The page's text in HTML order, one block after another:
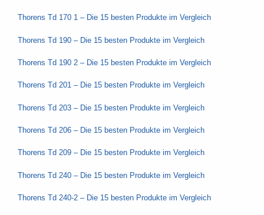
Thorens Td 170 1 – Die 15 besten Produkte im Vergleich
Thorens Td 190 – Die 15 besten Produkte im Vergleich
Thorens Td 190 2 – Die 15 besten Produkte im Vergleich
Thorens Td 201 – Die 15 besten Produkte im Vergleich
Thorens Td 203 – Die 15 besten Produkte im Vergleich
Thorens Td 206 – Die 15 besten Produkte im Vergleich
Thorens Td 209 – Die 15 besten Produkte im Vergleich
Thorens Td 240 – Die 15 besten Produkte im Vergleich
Thorens Td 240-2 – Die 15 besten Produkte im Vergleich